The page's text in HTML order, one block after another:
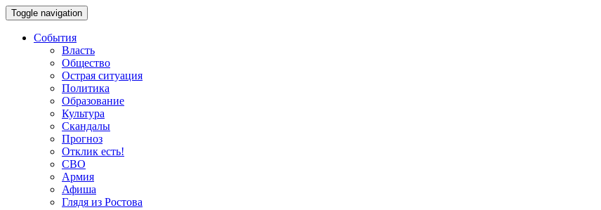
Toggle navigation
События
Власть
Общество
Острая ситуация
Политика
Образование
Культура
Скандалы
Прогноз
Отклик есть!
СВО
Армия
Афиша
Глядя из Ростова